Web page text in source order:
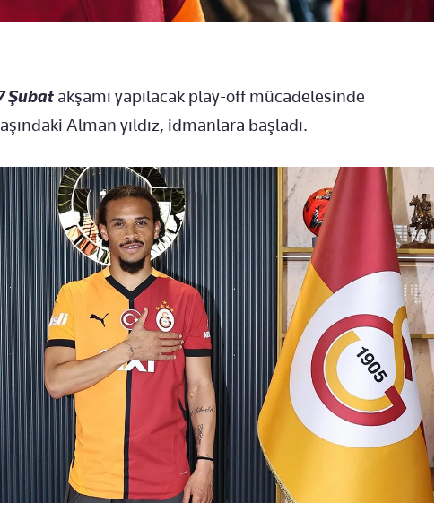
Şubat akşamı yapılacak play-off mücadelesinde
Alman yıldız, idmanlara başladı.